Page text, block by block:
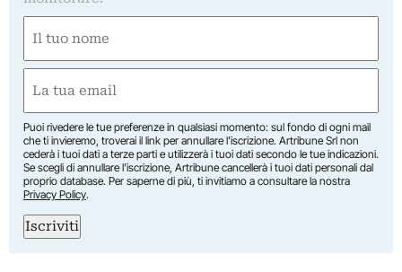
(Obbligatorio)
Nome
(Obbligatorio)
Puoi rivedere le tue preferenze in qualsiasi momento: sul fondo di ogni mail
che ti invieremo, troverai il link per annullare l’iscrizione. Artribune Srl non
cederà i tuoi dati a terze parti e utilizzerà i tuoi dati secondo le tue indicazioni.
Se scegli di annullare l’iscrizione, Artribune cancellerà i tuoi dati personali dal
proprio database. Per saperne di più, ti invitiamo a consultare la nostra
Privacy Policy.
Iscriviti